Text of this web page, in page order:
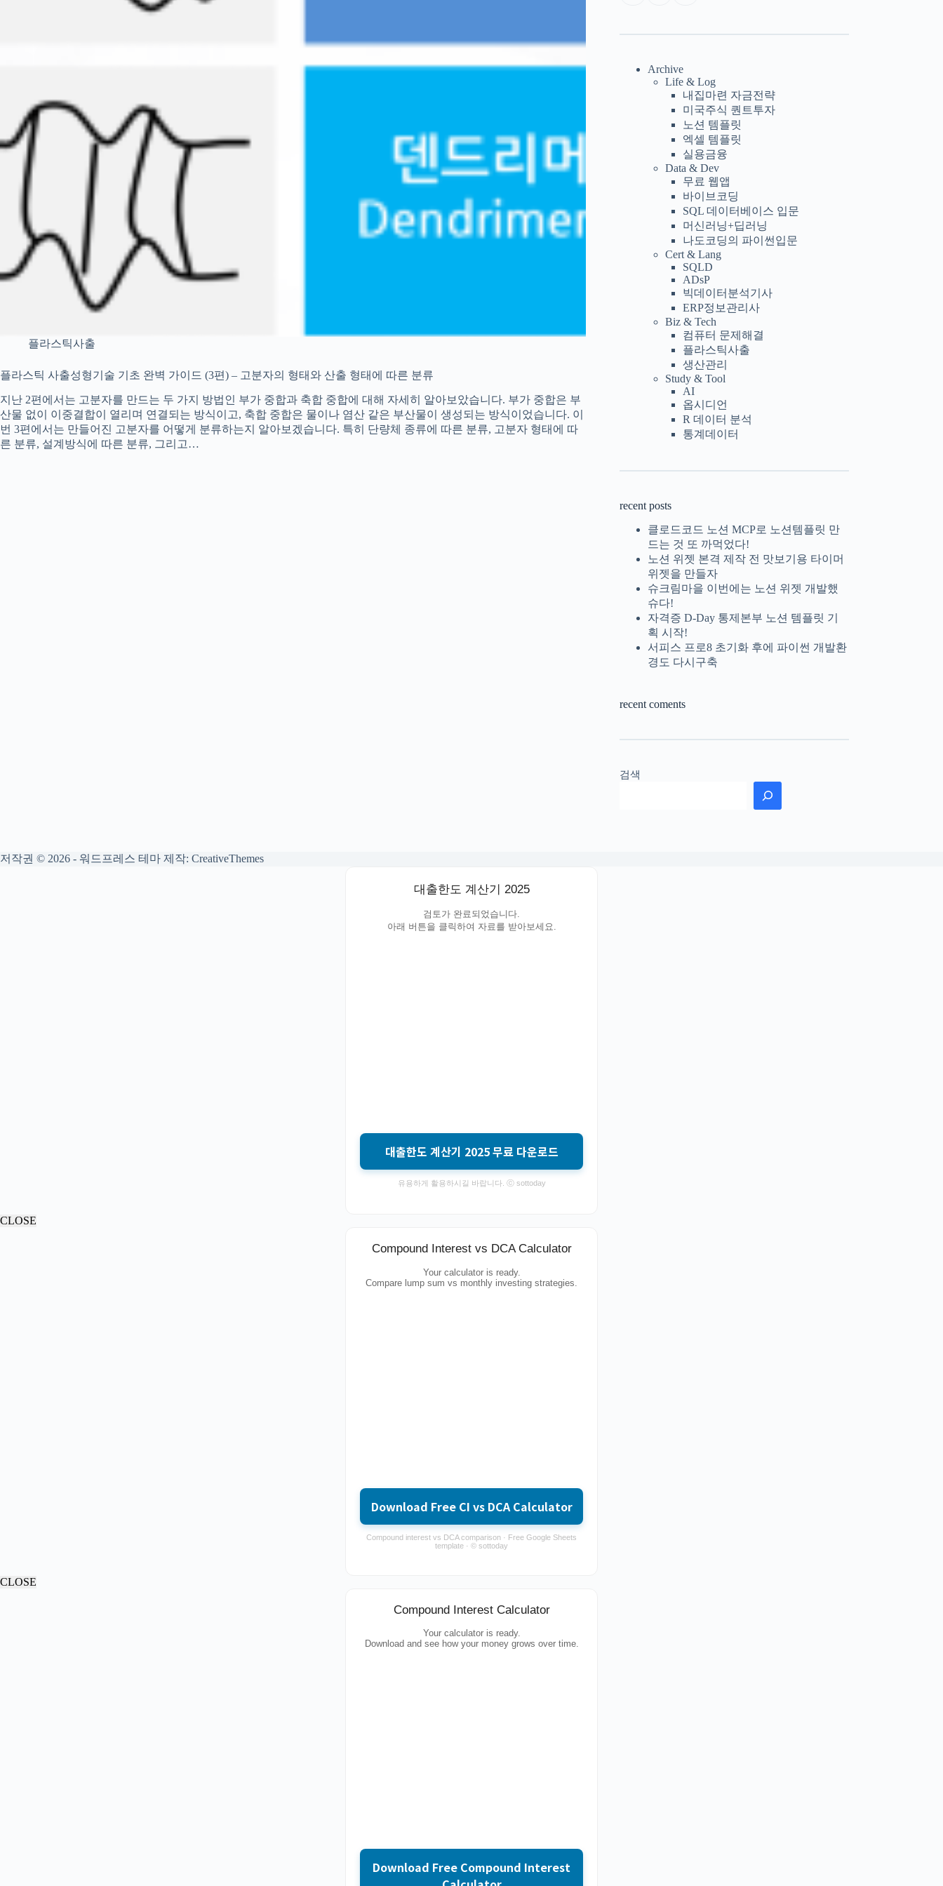
플라스틱사출
플라스틱 사출성형기술 기초 완벽 가이드 (3편) – 고분자의 형태와 산출 형태에 따른 분류
지난 2편에서는 고분자를 만드는 두 가지 방법인 부가 중합과 축합 중합에 대해 자세히 알아보았습니다. 부가 중합은 부
산물 없이 이중결합이 열리며 연결되는 방식이고, 축합 중합은 물이나 염산 같은 부산물이 생성되는 방식이었습니다. 이
번 3편에서는 만들어진 고분자를 어떻게 분류하는지 알아보겠습니다. 특히 단량체 종류에 따른 분류, 고분자 형태에 따
른 분류, 설계방식에 따른 분류, 그리고…
Archive
Life & Log
내집마련 자금전략
미국주식 퀀트투자
노션 템플릿
엑셀 템플릿
실용금융
Data & Dev
무료 웹앱
바이브코딩
SQL 데이터베이스 입문
머신러닝+딥러닝
나도코딩의 파이썬입문
Cert & Lang
SQLD
ADsP
빅데이터분석기사
ERP정보관리사
Biz & Tech
컴퓨터 문제해결
플라스틱사출
생산관리
Study & Tool
AI
옵시디언
R 데이터 분석
통계데이터
recent posts
클로드코드 노션 MCP로 노션템플릿 만
드는 것 또 까먹었다!
노션 위젯 본격 제작 전 맛보기용 타이머
위젯을 만들자
슈크림마을 이번에는 노션 위젯 개발했
슈다!
자격증 D-Day 통제본부 노션 템플릿 기
획 시작!
서피스 프로8 초기화 후에 파이썬 개발환
경도 다시구축
recent coments
검색
저작권 © 2026 - 워드프레스 테마 제작: CreativeThemes
대출한도 계산기 2025
검토가 완료되었습니다.
아래 버튼을 클릭하여 자료를 받아보세요.
대출한도 계산기 2025 무료 다운로드
유용하게 활용하시길 바랍니다. ⓒ sottoday
CLOSE
Compound Interest vs DCA Calculator
Your calculator is ready.
Compare lump sum vs monthly investing strategies.
Download Free CI vs DCA Calculator
Compound interest vs DCA comparison · Free Google Sheets
template · © sottoday
CLOSE
Compound Interest Calculator
Your calculator is ready.
Download and see how your money grows over time.
Download Free Compound Interest